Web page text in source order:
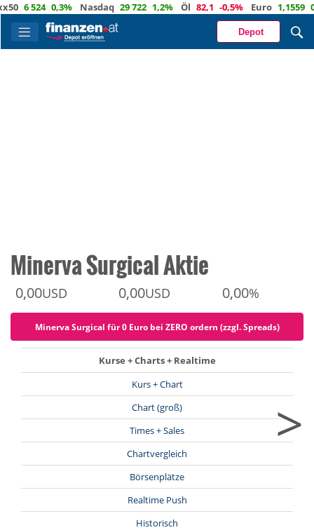
6 524 0,3% Nasdaq 29 722 1,2% Öl 82,1 -0,5% Euro 1,1559 0,3%
Depot
Minerva Surgical Aktie
0,00USD 0,00USD 0,00%
Minerva Surgical für 0 Euro bei ZERO ordern (zzgl. Spreads)
Kurse + Charts + Realtime
Kurs + Chart
Chart (groß)
Times + Sales
Chartvergleich
Börsenplätze
Realtime Push
Historisch
>